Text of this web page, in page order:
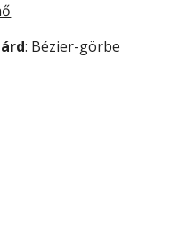
: Bézier-görbe